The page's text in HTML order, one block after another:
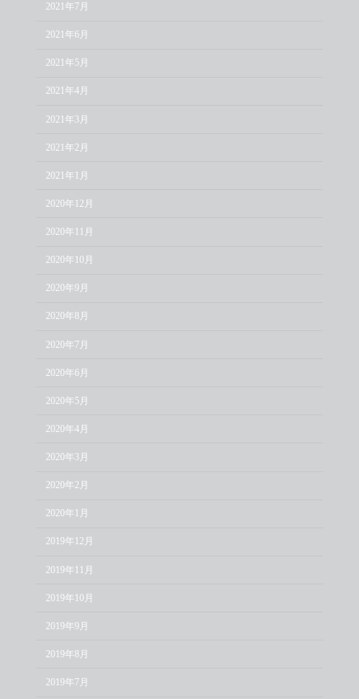
2021年7月
2021年6月
2021年5月
2021年4月
2021年3月
2021年2月
2021年1月
2020年12月
2020年11月
2020年10月
2020年9月
2020年8月
2020年7月
2020年6月
2020年5月
2020年4月
2020年3月
2020年2月
2020年1月
2019年12月
2019年11月
2019年10月
2019年9月
2019年8月
2019年7月